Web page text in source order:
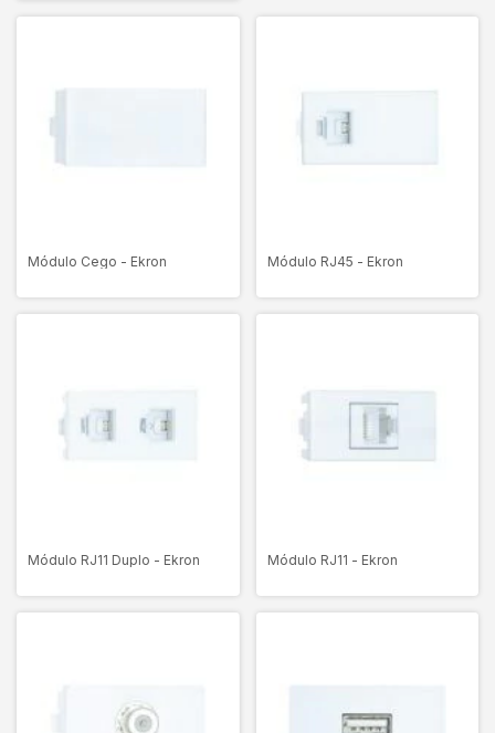
Módulo Cego - Ekron Módulo RJ45 - Ekron
Módulo RJ11 Duplo - Ekron Módulo RJ11 - Ekron